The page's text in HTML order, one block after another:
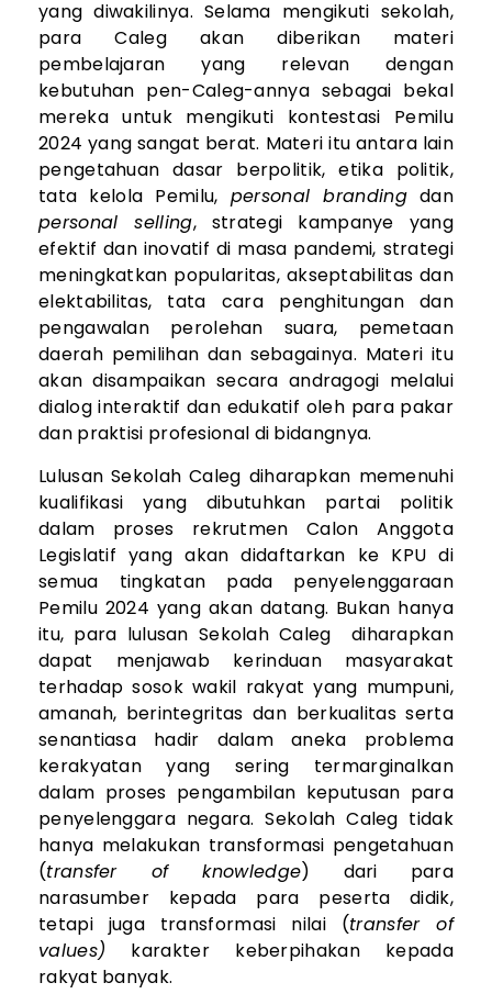
yang diwakilinya. Selama mengikuti sekolah,
para Caleg akan diberikan materi
pembelajaran yang relevan dengan
kebutuhan pen-Caleg-annya sebagai bekal
mereka untuk mengikuti kontestasi Pemilu
2024 yang sangat berat. Materi itu antara lain
pengetahuan dasar berpolitik, etika politik,
tata kelola Pemilu, personal brandingdan
personal selling, strategi kampanye yang
efektif dan inovatif di masa pandemi, strategi
meningkatkan popularitas, akseptabilitas dan
elektabilitas, tata cara penghitungan dan
pengawalan perolehan suara, pemetaan
daerah pemilihan dan sebagainya. Materi itu
akan disampaikan secara andragogi melalui
dialog interaktif dan edukatif oleh para pakar
dan praktisi profesional di bidangnya.
Lulusan Sekolah Caleg diharapkan memenuhi
kualifikasi yang dibutuhkan partai politik
dalam proses rekrutmen Calon Anggota
Legislatif yang akan didaftarkan ke KPU di
semua tingkatan pada penyelenggaraan
Pemilu 2024 yang akan datang. Bukan hanya
itu, para lulusan Sekolah Caleg diharapkan
dapat menjawab kerinduan masyarakat
terhadap sosok wakil rakyat yang mumpuni,
amanah, berintegritas dan berkualitas serta
senantiasa hadir dalam aneka problema
kerakyatan yang sering termarginalkan
dalam proses pengambilan keputusan para
penyelenggara negara. Sekolah Caleg tidak
hanya melakukan transformasi pengetahuan
(transfer of knowledge) dari para
narasumber kepada para peserta didik,
tetapi juga transformasi nilai (transfer of
values) karakter keberpihakan kepada
rakyat banyak.